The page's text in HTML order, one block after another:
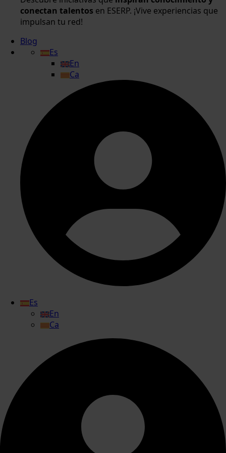
conectan talentos en ESERP. ¡Vive experiencias que
impulsan tu red!
Blog
Es
En
Ca
Es
En
Ca